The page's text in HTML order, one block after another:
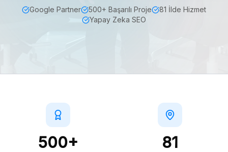
Google Partner 500+ Başarılı Proje
81 İlde Hizmet
Yapay Zeka SEO
500+ 81